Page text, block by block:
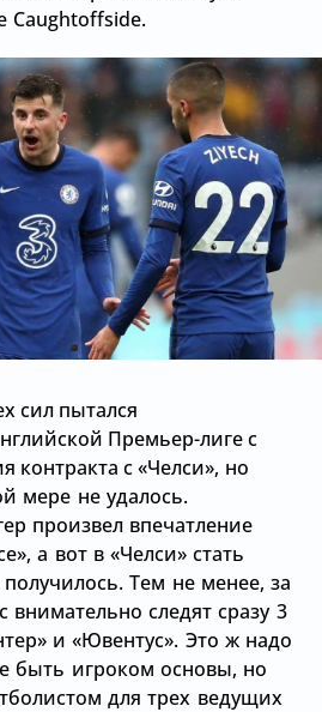
Caughtoffside.
сил пытался
Премьер-лиге с
контракта с«Челси», но
мере не удалось.
произвел впечатление
а вот в «Челси» стать
Тем не менее, за
внимательно следят сразу 3
и«Ювентус». Это ж надо
быть игроком основы, но
для трех ведущих